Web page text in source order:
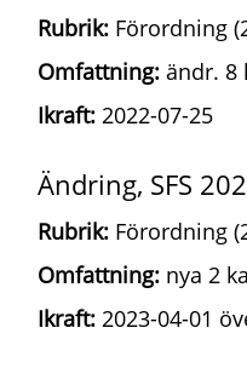
Rubrik: Förordning
Omfattning: ändr. 8
Ikraft: 2022-07-25
Ändring, SFS
Rubrik: Förordning
Omfattning: nya 2
Ikraft: 2023-04-01